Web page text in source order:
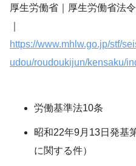
厚生労働省｜厚生労働省法
https://www.mhlw.go.jp/stf/
udou/roudoukijun/kensaku/
労働基準法10条
昭和22年9月13日発基
に関する件）